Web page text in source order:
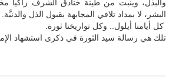
والبذل، وينبت من طينة خنادق الشرف زاكياً
البشر، لا بمداد تلافي المجابهة بقبول الذل والدنيَّة.
كل أيامنا أيلول.. وكل تواريخنا ثورة.
تلك هي رسالة سيد الثورة في ذكرى استشهاد